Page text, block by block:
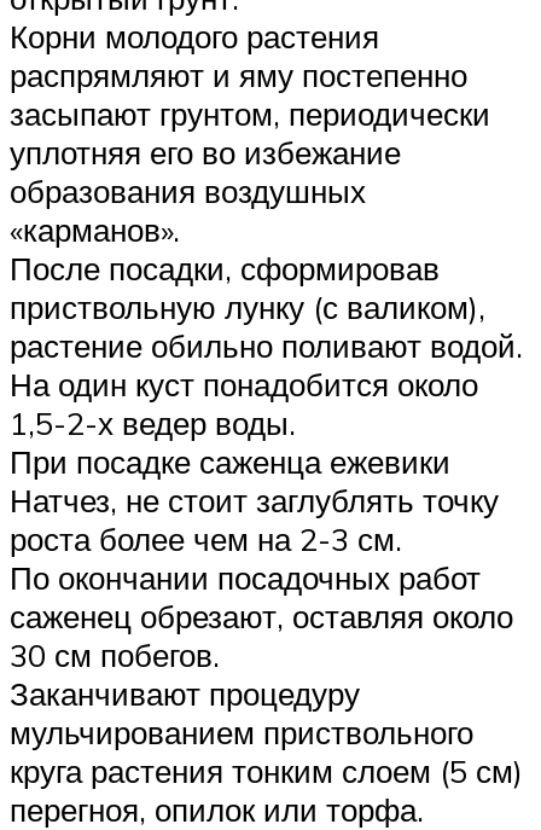
Корни молодого растения
распрямляют и яму постепенно
засыпают грунтом, периодически
уплотняя его во избежание
образования воздушных
«карманов».
После посадки, сформировав
приствольную лунку (с валиком),
растение обильно поливают водой.
На один куст понадобится около
1,5-2-х ведер воды.
При посадке саженца ежевики
Натчез, не стоит заглублять точку
роста более чем на 2-3 см.
По окончании посадочных работ
саженец обрезают, оставляя около
30 см побегов.
Заканчивают процедуру
мульчированием приствольного
круга растения тонким слоем (5 см)
перегноя, опилок или торфа.